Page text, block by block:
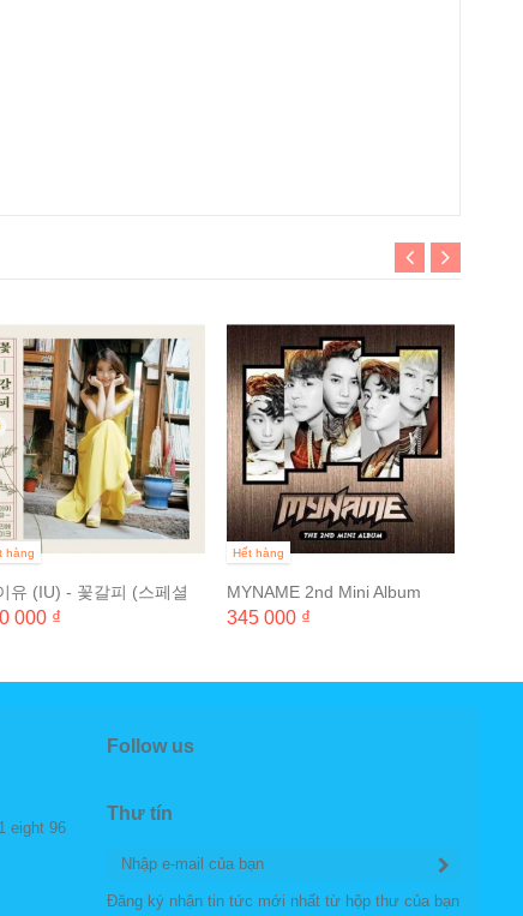
hàng
유 (IU) - 꽃갈피 (스페셜
이크 미니앨범)
000 ₫
Hết hàng
MYNAME 2nd Mini Album
345 000 ₫
eight 96
Follow us
Thư tín
Đăng ký nhận tin tức mới nhất từ hộp thư của bạn